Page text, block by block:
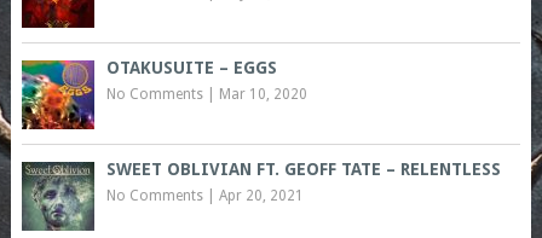
OTAKUSUITE – EGGS
No Comments| Mar 10, 2020
SWEET OBLIVIAN FT. GEOFF TATE – RELENTLESS
No Comments| Apr 20, 2021